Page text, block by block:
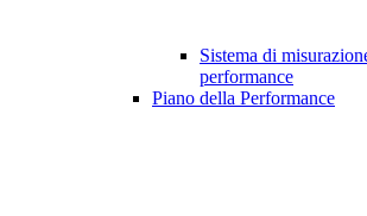
Sistema di
performance
Piano della Performance